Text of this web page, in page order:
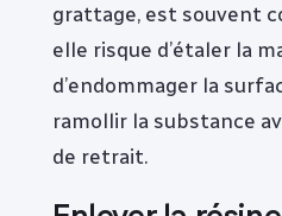
grattage, est souvent
elle risque d’étaler la
d’endommager la
ramollir la substance
de retrait.